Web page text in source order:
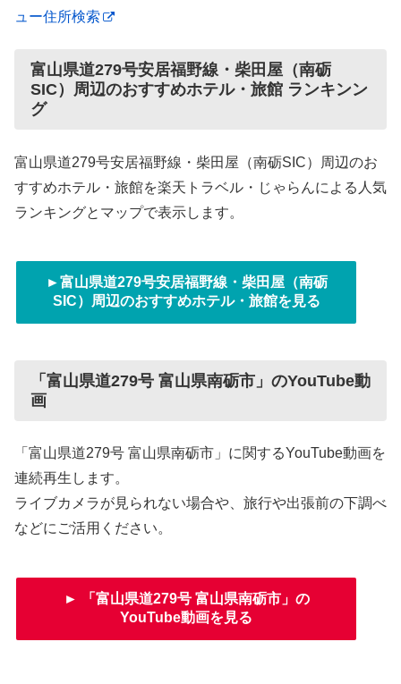
ュー住所検索
富山県道279号安居福野線・柴田屋（南砺
SIC）周辺のおすすめホテル・旅館 ランキンン
グ
富山県道279号安居福野線・柴田屋（南砺SIC）周辺のお
すすめホテル・旅館を楽天トラベル・じゃらんによる人気
ランキングとマップで表示します。
►富山県道279号安居福野線・柴田屋（南砺
SIC）周辺のおすすめホテル・旅館を見る
「富山県道279号 富山県南砺市」のYouTube動
画
「富山県道279号 富山県南砺市」に関するYouTube動画を
連続再生します。
ライブカメラが見られない場合や、旅行や出張前の下調べ
などにご活用ください。
► 「富山県道279号 富山県南砺市」の
YouTube動画を見る